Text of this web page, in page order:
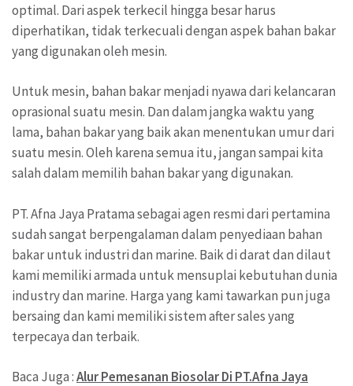
optimal. Dari aspek terkecil hingga besar harus
diperhatikan, tidak terkecuali dengan aspek bahan bakar
yang digunakan oleh mesin.
Untuk mesin, bahan bakar menjadi nyawa dari kelancaran
oprasional suatu mesin. Dan dalam jangka waktu yang
lama, bahan bakar yang baik akan menentukan umur dari
suatu mesin. Oleh karena semua itu, jangan sampai kita
salah dalam memilih bahan bakar yang digunakan.
PT. Afna Jaya Pratama sebagai agen resmi dari pertamina
sudah sangat berpengalaman dalam penyediaan bahan
bakar untuk industri dan marine. Baik di darat dan dilaut
kami memiliki armada untuk mensuplai kebutuhan dunia
industry dan marine. Harga yang kami tawarkan pun juga
bersaing dan kami memiliki sistem after sales yang
terpecaya dan terbaik.
Baca Juga :Alur Pemesanan Biosolar Di PT.Afna Jaya